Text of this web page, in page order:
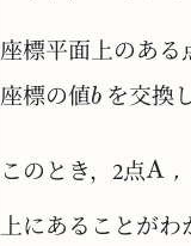
座標平面上のある
座標の値
を交換
このとき，2点 ，
上にあることが